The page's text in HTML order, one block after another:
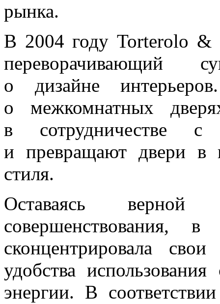
рынка.
В 2004 году Torterolo &
переворачивающий
о дизайне
о межкомнатных
в сотрудничестве с
и превращают двери в
стиля.
Оставаясь верной
совершенствования,
сконцентрировала
удобства
энергии. В